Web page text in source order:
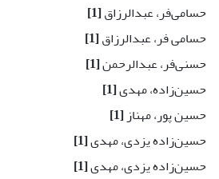
حسامی‌فر، عبدالرزاق[1]
حسامی فر، عبدالرزاق[1]
حسنی‌فر، عبدالرحمن[1]
حسین‌زاده، مهدی[1]
حسین پور، مهناز[1]
حسین‌زاده یزدی، مهدی[1]
حسین‌زاده یزدی، مهدی[1]